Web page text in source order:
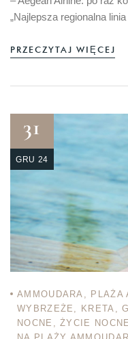
„Najlepsza regionalna
PRZECZYTAJ WIĘCEJ
31
GRU 24
AMMOUDARA PLAŻA
WYBRZEŻE
KRETA ,
NOCNE
,ŻYCIE